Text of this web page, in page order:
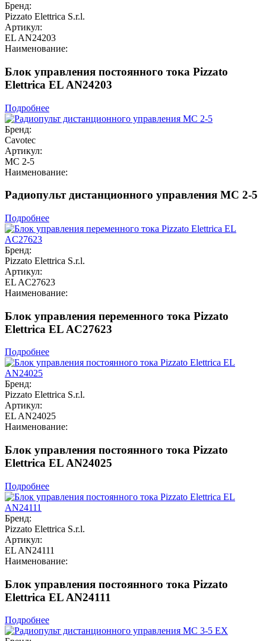
Бренд:
Pizzato Elettrica S.r.l.
Артикул:
EL AN24203
Наименование:
Блок управления постоянного тока Pizzato
Elettrica EL AN24203
Подробнее
Бренд:
Cavotec
Артикул:
MC 2-5
Наименование:
Радиопульт дистанционного управления MC 2-5
Подробнее
Бренд:
Pizzato Elettrica S.r.l.
Артикул:
EL AC27623
Наименование:
Блок управления переменного тока Pizzato
Elettrica EL AC27623
Подробнее
Бренд:
Pizzato Elettrica S.r.l.
Артикул:
EL AN24025
Наименование:
Блок управления постоянного тока Pizzato
Elettrica EL AN24025
Подробнее
Бренд:
Pizzato Elettrica S.r.l.
Артикул:
EL AN24111
Наименование:
Блок управления постоянного тока Pizzato
Elettrica EL AN24111
Подробнее